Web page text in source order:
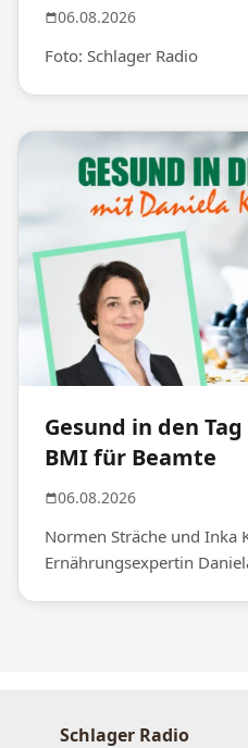
06.08.2026
Foto: Schlager Radio
Gesund in den
BMI für Beamte
06.08.2026
Normen Sträche und Inka
Ernährungsexpertin
Schlager Radio